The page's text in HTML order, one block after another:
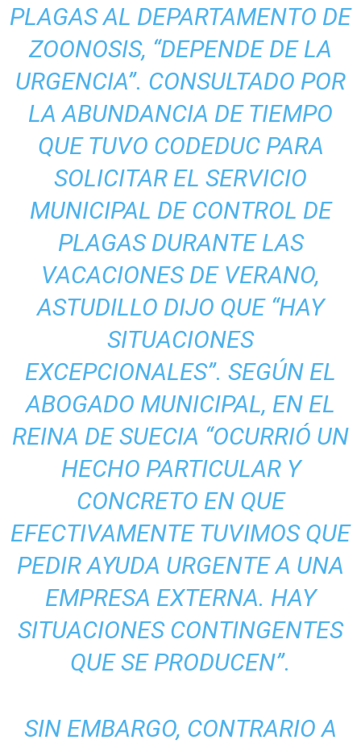
PLAGAS AL DEPARTAMENTO DE
ZOONOSIS, “DEPENDE DE LA
URGENCIA”. CONSULTADO POR
LA ABUNDANCIA DE TIEMPO
QUE TUVO CODEDUC PARA
SOLICITAR EL SERVICIO
MUNICIPAL DE CONTROL DE
PLAGAS DURANTE LAS
VACACIONES DE VERANO,
ASTUDILLO DIJO QUE “HAY
SITUACIONES
EXCEPCIONALES”. SEGÚN EL
ABOGADO MUNICIPAL, EN EL
REINA DE SUECIA “OCURRIÓ UN
HECHO PARTICULAR Y
CONCRETO EN QUE
EFECTIVAMENTE TUVIMOS QUE
PEDIR AYUDA URGENTE A UNA
EMPRESA EXTERNA. HAY
SITUACIONES CONTINGENTES
QUE SE PRODUCEN”.
SIN EMBARGO, CONTRARIO A